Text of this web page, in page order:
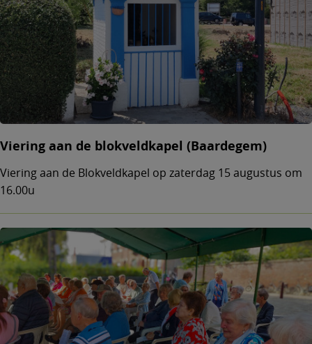
Viering aan de blokveldkapel (Baardegem)
Viering aan de Blokveldkapel op zaterdag 15 augustus om
16.00u